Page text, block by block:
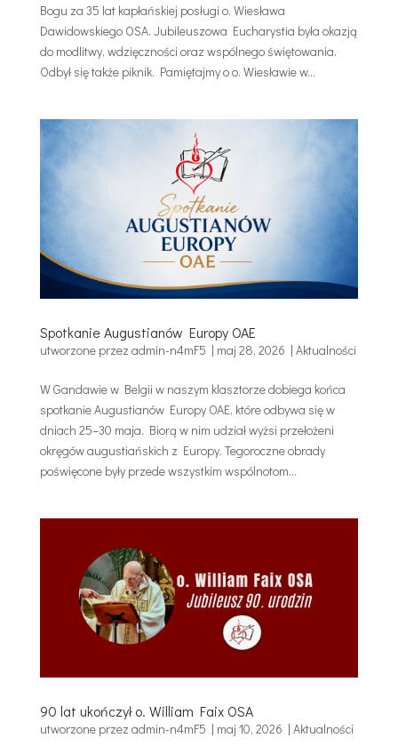
Bogu za 35 lat kapłańskiej posługi o. Wiesława
Dawidowskiego OSA. Jubileuszowa Eucharystia była okazją
do modlitwy, wdzięczności oraz wspólnego świętowania.
Odbył się także piknik. Pamiętajmy o o. Wiesławie w...
Spotkanie Augustianów Europy OAE
utworzone przez admin-n4mF5 | maj 28, 2026 | Aktualności
W Gandawie w Belgii w naszym klasztorze dobiega końca
spotkanie Augustianów Europy OAE, które odbywa się w
dniach 25–30 maja. Biorą w nim udział wyżsi przełożeni
okręgów augustiańskich z Europy. Tegoroczne obrady
poświęcone były przede wszystkim wspólnotom...
90 lat ukończył o. William Faix OSA
utworzone przez admin-n4mF5 | maj 10, 2026 | Aktualności